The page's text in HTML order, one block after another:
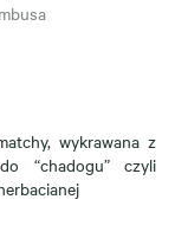
wykrawana z
“chadogu” czyli